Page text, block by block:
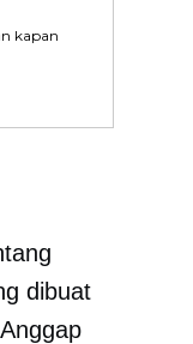
kapan
dibuat